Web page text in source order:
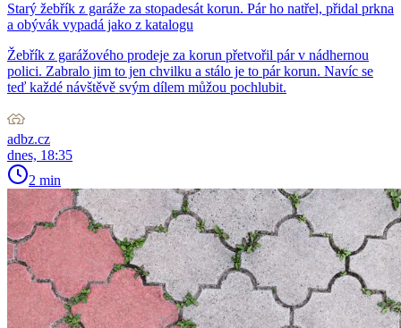
Starý žebřík z garáže za stopadesát korun. Pár ho natřel, přidal prkna
a obývák vypadá jako z katalogu
Žebřík z garážového prodeje za korun přetvořil pár v nádhernou
polici. Zabralo jim to jen chvilku a stálo je to pár korun. Navíc se
teď každé návštěvě svým dílem můžou pochlubit.
adbz.cz
dnes, 18:35
2 min